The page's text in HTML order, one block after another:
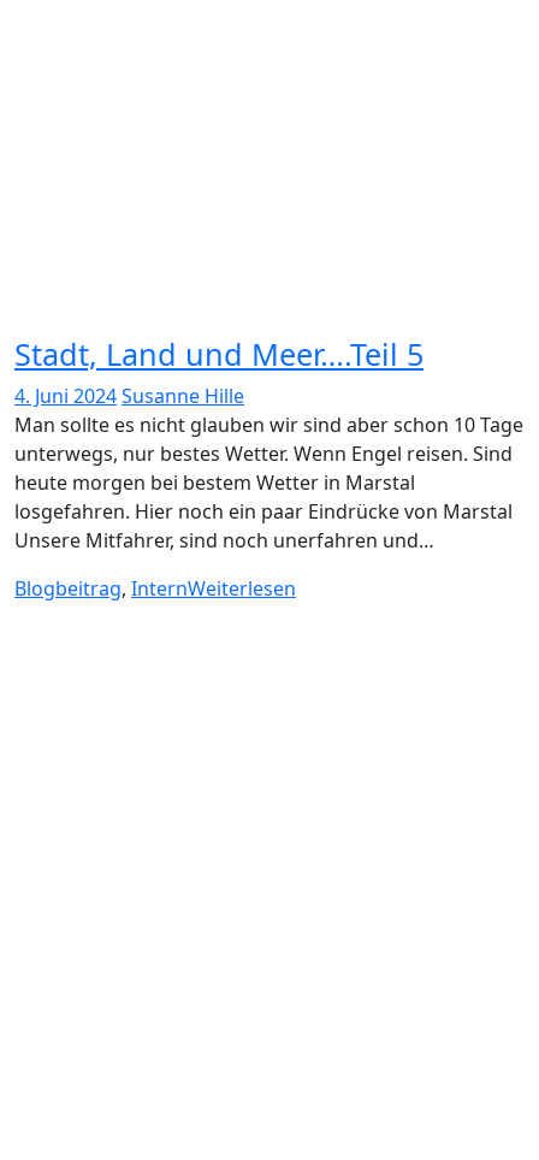
Stadt, Land und Meer….Teil 5
4. Juni 2024Susanne Hille
Man sollte es nicht glauben wir sind aber schon 10 Tage
unterwegs, nur bestes Wetter. Wenn Engel reisen. Sind
heute morgen bei bestem Wetter in Marstal
losgefahren. Hier noch ein paar Eindrücke von Marstal
Unsere Mitfahrer, sind noch unerfahren und…
Blogbeitrag, InternWeiterlesen